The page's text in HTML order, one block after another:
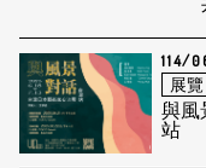
114/
展覽
與風
站